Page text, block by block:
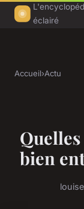
éclairé
Accueil›Actu
bien
louise